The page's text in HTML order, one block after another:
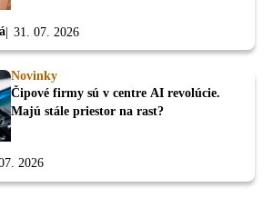
31. 07. 2026
Novinky
Čipové firmy sú v centre AI revolúcie.
Majú stále priestor na rast?
2026